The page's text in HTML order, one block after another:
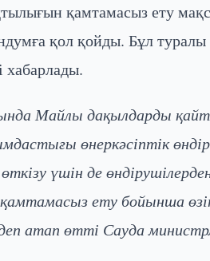
қамтамасыз ету
қол қойды. Бұл туралы
хабарлады.
Майлы дақылдарды
өнеркәсіптік
үшін де
ету бойынша
атап өтті Сауда